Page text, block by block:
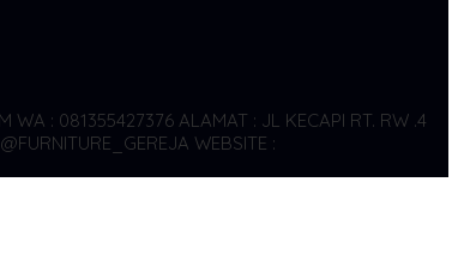
WA : 081355427376 ALAMAT : JL KECAPI RT. RW .4
WEBSITE :